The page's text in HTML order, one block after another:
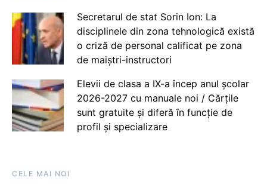
Secretarul de stat Sorin Ion: La
disciplinele din zona tehnologică există
o criză de personal calificat pe zona
de maiștri-instructori
Elevii de clasa a IX-a încep anul școlar
2026-2027 cu manuale noi / Cărțile
sunt gratuite și diferă în funcție de
profil și specializare
CELE MAI NOI